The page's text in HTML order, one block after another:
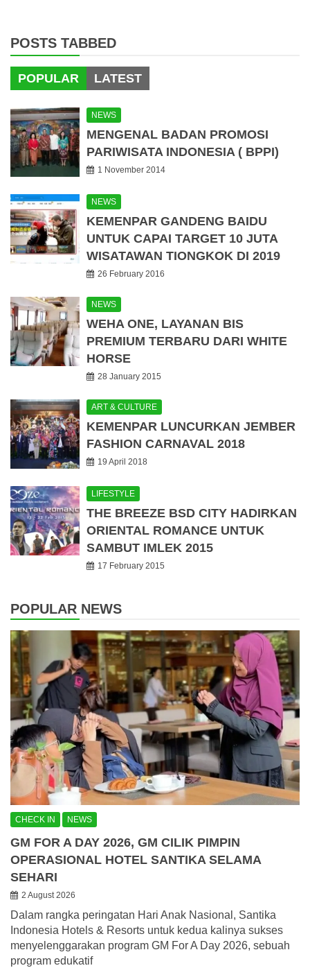
POSTS TABBED
POPULAR LATEST
NEWS
MENGENAL BADAN PROMOSI
PARIWISATA INDONESIA ( BPPI)
1 November 2014
NEWS
KEMENPAR GANDENG BAIDU
UNTUK CAPAI TARGET 10 JUTA
WISATAWAN TIONGKOK DI 2019
26 February 2016
NEWS
WEHA ONE, LAYANAN BIS
PREMIUM TERBARU DARI WHITE
HORSE
28 January 2015
ART & CULTURE
KEMENPAR LUNCURKAN JEMBER
FASHION CARNAVAL 2018
19 April 2018
LIFESTYLE
THE BREEZE BSD CITY HADIRKAN
ORIENTAL ROMANCE UNTUK
SAMBUT IMLEK 2015
17 February 2015
POPULAR NEWS
CHECK IN NEWS
GM FOR A DAY 2026, GM CILIK PIMPIN
OPERASIONAL HOTEL SANTIKA SELAMA
SEHARI
2 August 2026
Dalam rangka peringatan Hari Anak Nasional, Santika
Indonesia Hotels & Resorts untuk kedua kalinya sukses
menyelenggarakan program GM For A Day 2026, sebuah
program edukatif